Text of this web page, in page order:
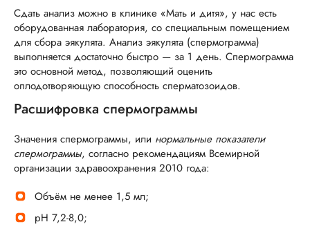
Сдать анализ можно в клинике «Мать и дитя», у нас есть
оборудованная лаборатория, со специальным помещением
для сбора эякулята. Анализ эякулята (спермограмма)
выполняется достаточно быстро — за 1 день. Спермограмма
это основной метод, позволяющий оценить
оплодотворяющую способность сперматозоидов.
Расшифровка спермограммы
Значения спермограммы, или нормальные показатели
спермограммы, согласно рекомендациям Всемирной
организации здравоохранения 2010 года:
Объём не менее 1,5 мл;
рН 7,2-8,0;